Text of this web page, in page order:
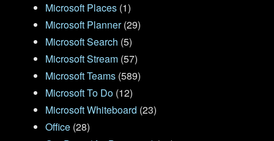
Microsoft Places (1)
Microsoft Planner(29)
Microsoft Search (5)
Microsoft Stream (57)
Microsoft Teams (589)
Microsoft To Do (12)
Microsoft Whiteboard (23)
Office (28)